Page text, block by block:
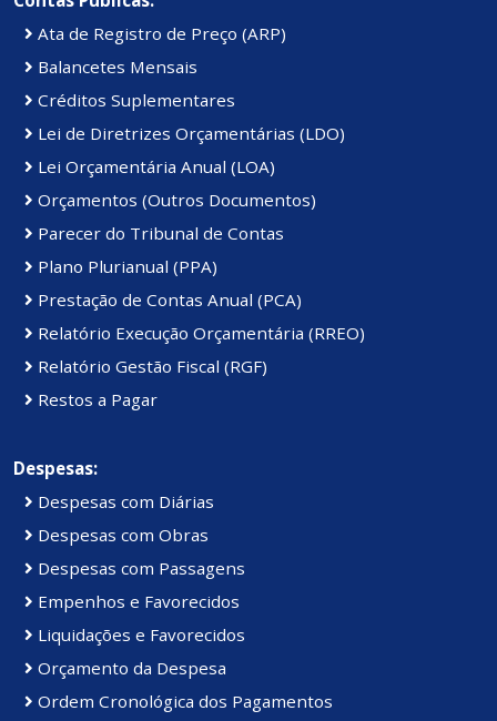
Ata de Registro de Preço (ARP)
Balancetes Mensais
Créditos Suplementares
Lei de Diretrizes Orçamentárias (LDO)
Lei Orçamentária Anual (LOA)
Orçamentos (Outros Documentos)
Parecer do Tribunal de Contas
Plano Plurianual (PPA)
Prestação de Contas Anual (PCA)
Relatório Execução Orçamentária (RREO)
Relatório Gestão Fiscal (RGF)
Restos a Pagar
Despesas:
Despesas com Diárias
Despesas com Obras
Despesas com Passagens
Empenhos e Favorecidos
Liquidações e Favorecidos
Orçamento da Despesa
Ordem Cronológica dos Pagamentos